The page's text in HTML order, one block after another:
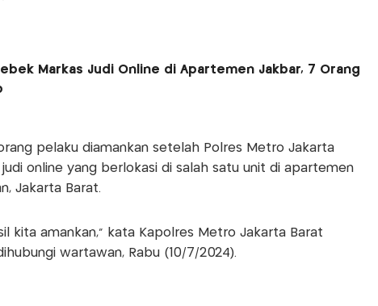
Markas Judi Online di Apartemen Jakbar, 7 Orang
pelaku diamankan setelah Polres Metro Jakarta
online yang berlokasi di salah satu unit di apartemen
Jakarta Barat.
kita amankan," kata Kapolres Metro Jakarta Barat
wartawan, Rabu (10/7/2024).